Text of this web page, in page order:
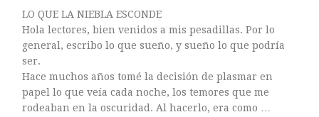
LO QUE LA NIEBLA ESCONDE
Hola lectores, bien venidos a mis pesadillas. Por lo
general, escribo lo que sueño, y sueño lo que podría
ser.
Hace muchos años tomé la decisión de plasmar en
papel lo que veía cada noche, los temores que me
rodeaban en la oscuridad. Al hacerlo, era como …